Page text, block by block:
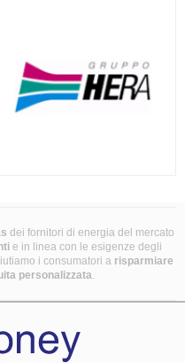
dei fornitori di energia del mercato
e in linea con le esigenze degli
i consumatori a risparmiare
personalizzata.